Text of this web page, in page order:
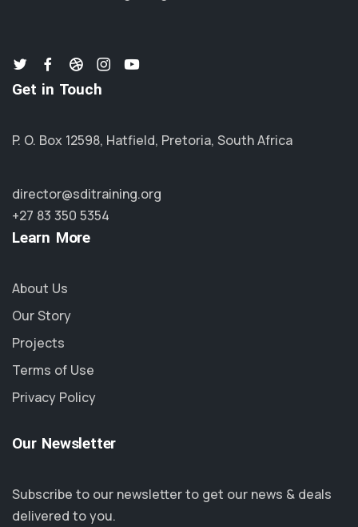
Get in Touch
P. O. Box 12598, Hatfield, Pretoria, South Africa
director@sditraining.org
+27 83 350 5354
Learn More
About Us
Our Story
Projects
Terms of Use
Privacy Policy
Our Newsletter
Subscribe to our newsletter to get our news & deals
delivered to you.